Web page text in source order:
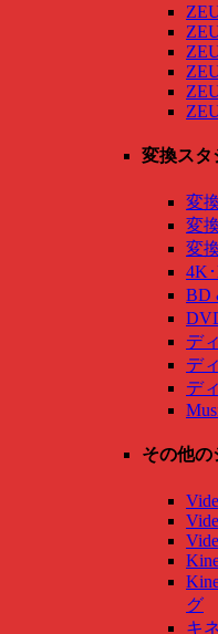
変換スタ
変
変
変
4K
BD
デ
デ
デ
その他の
グ
キ